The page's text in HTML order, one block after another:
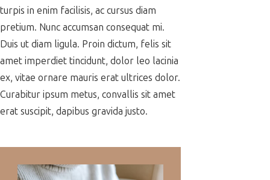
turpis in enim facilisis, ac cursus diam
pretium. Nunc accumsan consequat mi.
Duis ut diam ligula. Proin dictum, felis sit
amet imperdiet tincidunt, dolor leo lacinia
ex, vitae ornare mauris erat ultrices dolor.
Curabitur ipsum metus, convallis sit amet
erat suscipit, dapibus gravida justo.